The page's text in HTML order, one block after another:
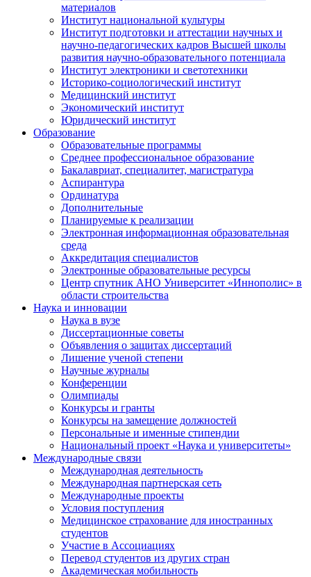
материалов
Институт национальной культуры
Институт подготовки и аттестации научных и
научно-педагогических кадров Высшей школы
развития научно-образовательного потенциала
Институт электроники и светотехники
Историко-социологический институт
Медицинский институт
Экономический институт
Юридический институт
Образование
Образовательные программы
Среднее профессиональное образование
Бакалавриат, специалитет, магистратура
Аспирантура
Ординатура
Дополнительные
Планируемые к реализации
Электронная информационная образовательная
среда
Аккредитация специалистов
Электронные образовательные ресурсы
Центр спутник АНО Университет «Иннополис» в
области строительства
Наука и инновации
Наука в вузе
Диссертационные советы
Объявления о защитах диссертаций
Лишение ученой степени
Научные журналы
Конференции
Олимпиады
Конкурсы и гранты
Конкурсы на замещение должностей
Персональные и именные стипендии
Национальный проект «Наука и университеты»
Международные связи
Международная деятельность
Международная партнерская сеть
Международные проекты
Условия поступления
Медицинское страхование для иностранных
студентов
Участие в Ассоциациях
Перевод студентов из других стран
Академическая мобильность